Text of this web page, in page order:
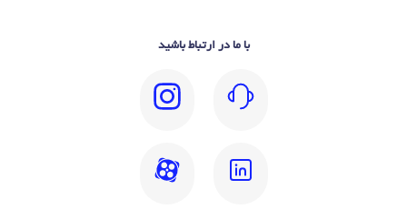
با ما در ارتباط باشید